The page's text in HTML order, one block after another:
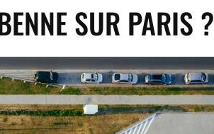
SUR PARIS ?